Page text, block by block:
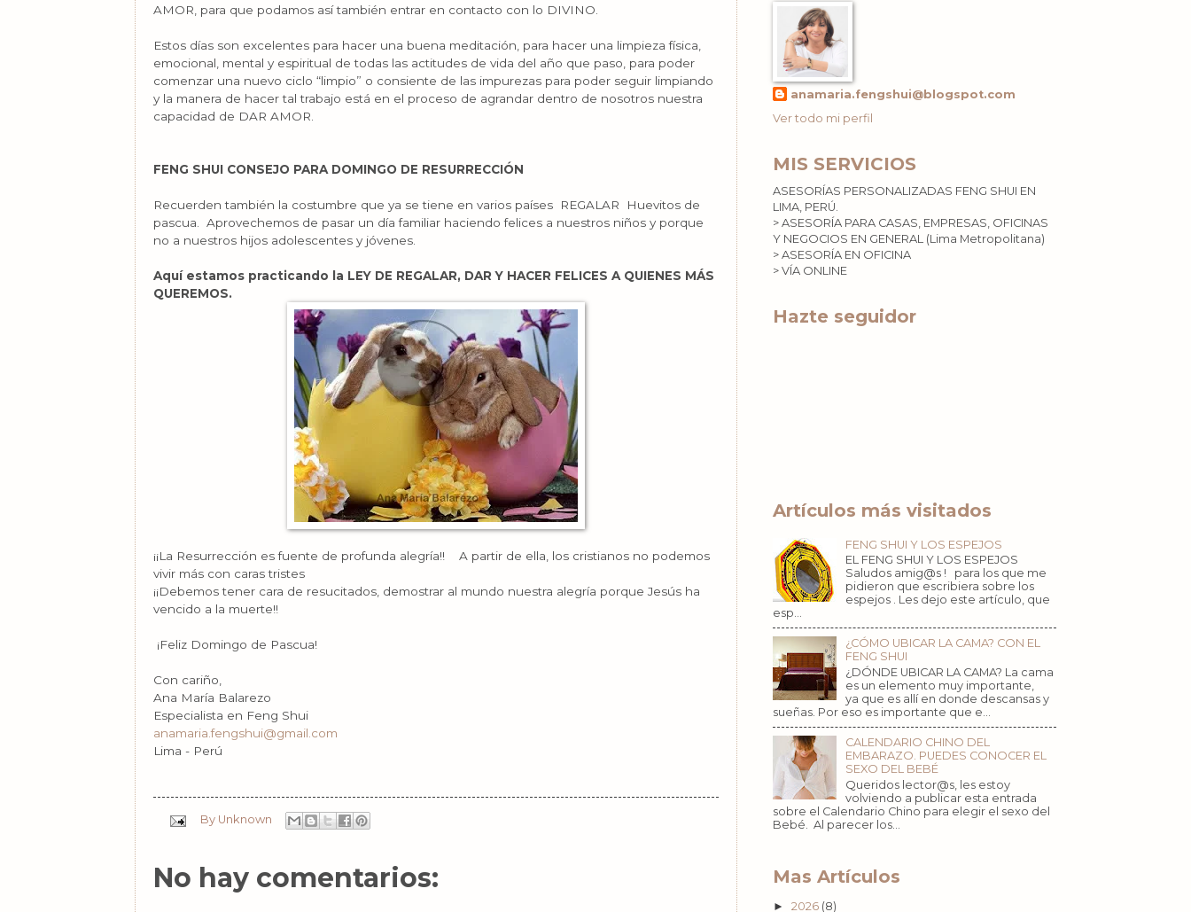
AMOR, para que podamos así también entrar en contacto con lo DIVINO.
Estos días son excelentes para hacer una buena meditación, para hacer una limpieza física,
emocional, mental y espiritual de todas las actitudes de vida del año que paso, para poder
comenzar una nuevo ciclo “limpio” o consiente de las impurezas para poder seguir limpiando
y la manera de hacer tal trabajo está en el proceso de agrandar dentro de nosotros nuestra
capacidad de DAR AMOR.
FENG SHUI CONSEJO PARA DOMINGO DE RESURRECCIÓN
Recuerden también la costumbre que ya se tiene en varios países REGALAR Huevitos de
pascua. Aprovechemos de pasar un día familiar haciendo felices a nuestros niños y porque
no a nuestros hijos adolescentes y jóvenes.
Aquí estamos practicando la LEY DE REGALAR, DAR Y HACER FELICES A QUIENES MÁS
QUEREMOS.
¡¡La Resurrección es fuente de profunda alegría!! A partir de ella, los cristianos no podemos
vivir más con caras tristes
¡¡Debemos tener cara de resucitados, demostrar al mundo nuestra alegría porque Jesús ha
vencido a la muerte!!
¡Feliz Domingo de Pascua!
Con cariño,
Ana María Balarezo
Especialista en Feng Shui
anamaria.fengshui@gmail.com
Lima - Perú
By Unknown
No hay comentarios:
anamaria.fengshui@blogspot.com
Ver todo mi perfil
MIS SERVICIOS
ASESORÍAS PERSONALIZADAS FENG SHUI EN
LIMA, PERÚ.
> ASESORÍA PARA CASAS, EMPRESAS, OFICINAS
Y NEGOCIOS EN GENERAL (Lima Metropolitana)
> ASESORÍA EN OFICINA
> VÍA ONLINE
Hazte seguidor
Artículos más visitados
FENG SHUI Y LOS ESPEJOS
EL FENG SHUI Y LOS ESPEJOS
Saludos amig@s ! para los que me
pidieron que escribiera sobre los
espejos . Les dejo este artículo, que
esp...
¿CÓMO UBICAR LA CAMA? CON EL
FENG SHUI
¿DÓNDE UBICAR LA CAMA? La cama
es un elemento muy importante,
ya que es allí en donde descansas y
sueñas. Por eso es importante que e...
CALENDARIO CHINO DEL
EMBARAZO. PUEDES CONOCER EL
SEXO DEL BEBÉ
Queridos lector@s, les estoy
volviendo a publicar esta entrada
sobre el Calendario Chino para elegir el sexo del
Bebé. Al parecer los...
Mas Artículos
► 2026 (8)